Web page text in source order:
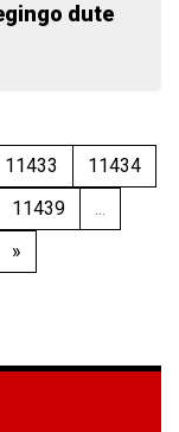
dute
11433
11434
11439
...
»